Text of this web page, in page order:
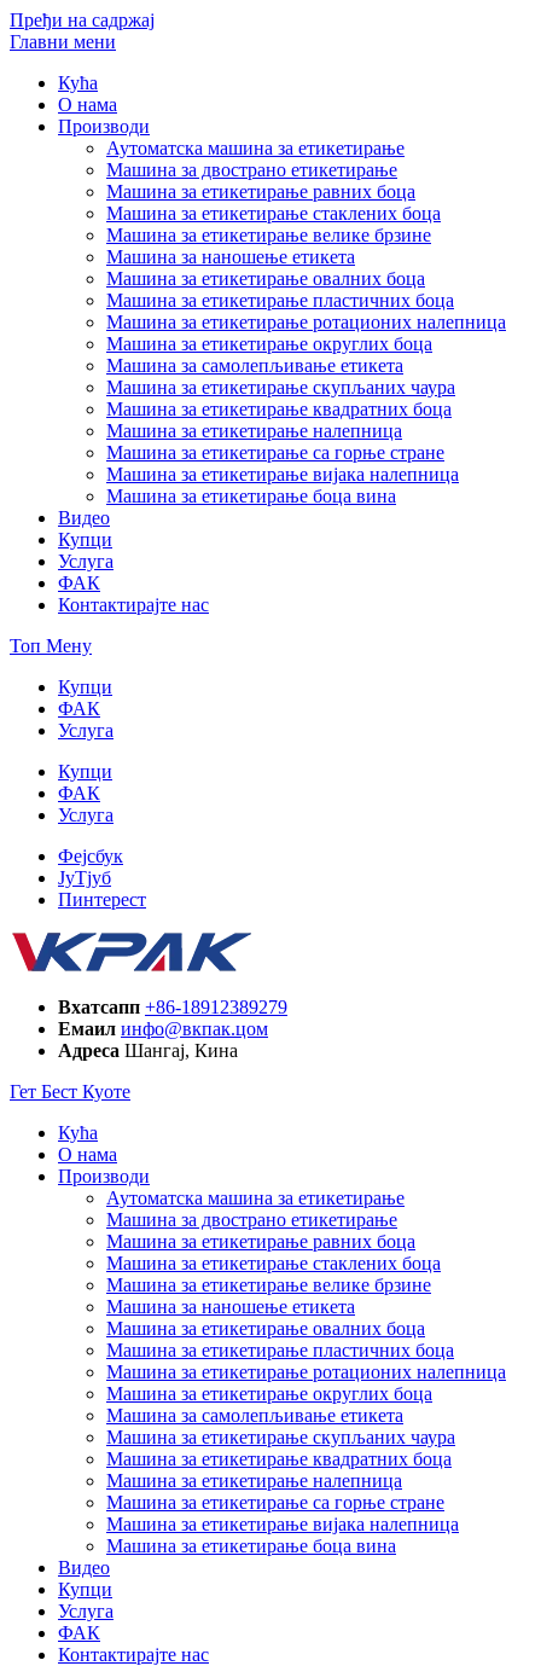
Пређи на садржај
Главни мени
Кућа
О нама
Производи
Аутоматска машина за етикетирање
Машина за двострано етикетирање
Машина за етикетирање равних боца
Машина за етикетирање стаклених боца
Машина за етикетирање велике брзине
Машина за наношење етикета
Машина за етикетирање овалних боца
Машина за етикетирање пластичних боца
Машина за етикетирање ротационих налепница
Машина за етикетирање округлих боца
Машина за самолепљивање етикета
Машина за етикетирање скупљаних чаура
Машина за етикетирање квадратних боца
Машина за етикетирање налепница
Машина за етикетирање са горње стране
Машина за етикетирање вијака налепница
Машина за етикетирање боца вина
Видео
Купци
Услуга
ФАК
Контактирајте нас
Топ Мену
Купци
ФАК
Услуга
Купци
ФАК
Услуга
Фејсбук
ЈуТјуб
Пинтерест
Вхатсапп +86-18912389279
Емаил инфо@вкпак.цом
Адреса Шангај, Кина
Гет Бест Куоте
Кућа
О нама
Производи
Аутоматска машина за етикетирање
Машина за двострано етикетирање
Машина за етикетирање равних боца
Машина за етикетирање стаклених боца
Машина за етикетирање велике брзине
Машина за наношење етикета
Машина за етикетирање овалних боца
Машина за етикетирање пластичних боца
Машина за етикетирање ротационих налепница
Машина за етикетирање округлих боца
Машина за самолепљивање етикета
Машина за етикетирање скупљаних чаура
Машина за етикетирање квадратних боца
Машина за етикетирање налепница
Машина за етикетирање са горње стране
Машина за етикетирање вијака налепница
Машина за етикетирање боца вина
Видео
Купци
Услуга
ФАК
Контактирајте нас